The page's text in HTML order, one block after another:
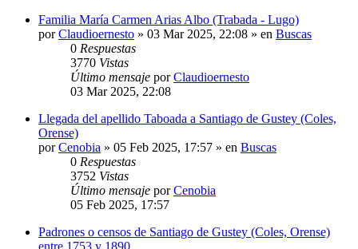
Familia María Carmen Arias Albo (Trabada - Lugo)
porClaudioernesto » 03 Mar 2025, 22:08 » en Buscas
0 Respuestas
3770 Vistas
Último mensaje porClaudioernesto
03 Mar 2025, 22:08
Llegada del apellido Taboada a Santiago de Gustey (Coles,
Orense)
porCenobia » 05 Feb 2025, 17:57 » en Buscas
0 Respuestas
3752 Vistas
Último mensaje porCenobia
05 Feb 2025, 17:57
Padrones o censos de Santiago de Gustey (Coles, Orense)
entre 1753 y 1890